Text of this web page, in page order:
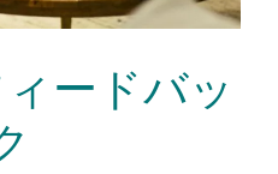
ードバッ